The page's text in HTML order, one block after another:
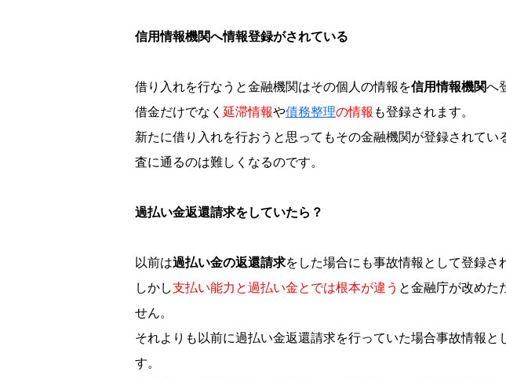
信用情報機関へ情報登録がされている
借り入れを行なうと金融機関はその個人の情報を信用情報機関へ
借金だけでなく 延滞情報や債務整理の情報 も登録されます。
新たに借り入れを行おうと思ってもその金融機関が登録されてい
査に通るのは難しくなるのです。
過払い金返還請求をしていたら？
以前は過払い金の返還請求をした場合にも事故情報として登録さ
しかし支払い能力と過払い金とでは根本が違う と金融庁が改めた
せん。
それよりも以前に過払い金返還請求を行っていた場合事故情報と
す。